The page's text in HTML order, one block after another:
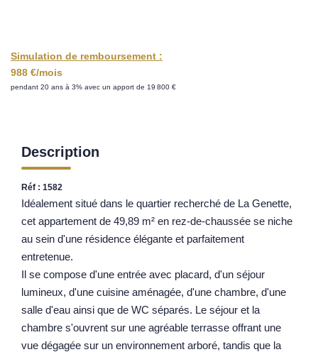
LOUER
AGENCES
Notre Équipe
Parrainage
Nos Actualités
Avis Clients
Simulation de remboursement :
988 €/mois
pendant 20 ans à 3% avec un apport de 19 800 €
Description
Réf : 1582
Idéalement situé dans le quartier recherché de La Genette,
cet appartement de 49,89 m² en rez-de-chaussée se niche
au sein d'une résidence élégante et parfaitement
entretenue.
Il se compose d'une entrée avec placard, d'un séjour
lumineux, d'une cuisine aménagée, d'une chambre, d'une
salle d'eau ainsi que de WC séparés. Le séjour et la
chambre s'ouvrent sur une agréable terrasse offrant une
vue dégagée sur un environnement arboré, tandis que la